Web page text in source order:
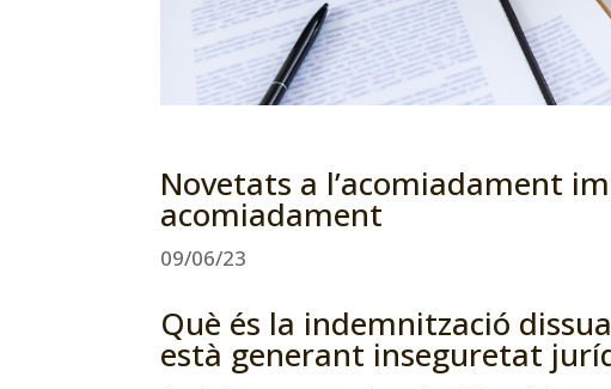
Novetats a l’acomiadament
acomiadament
09/06/23
Què és la indemnització
està generant inseguretat